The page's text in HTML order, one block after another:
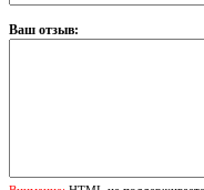
Ваш отзыв: